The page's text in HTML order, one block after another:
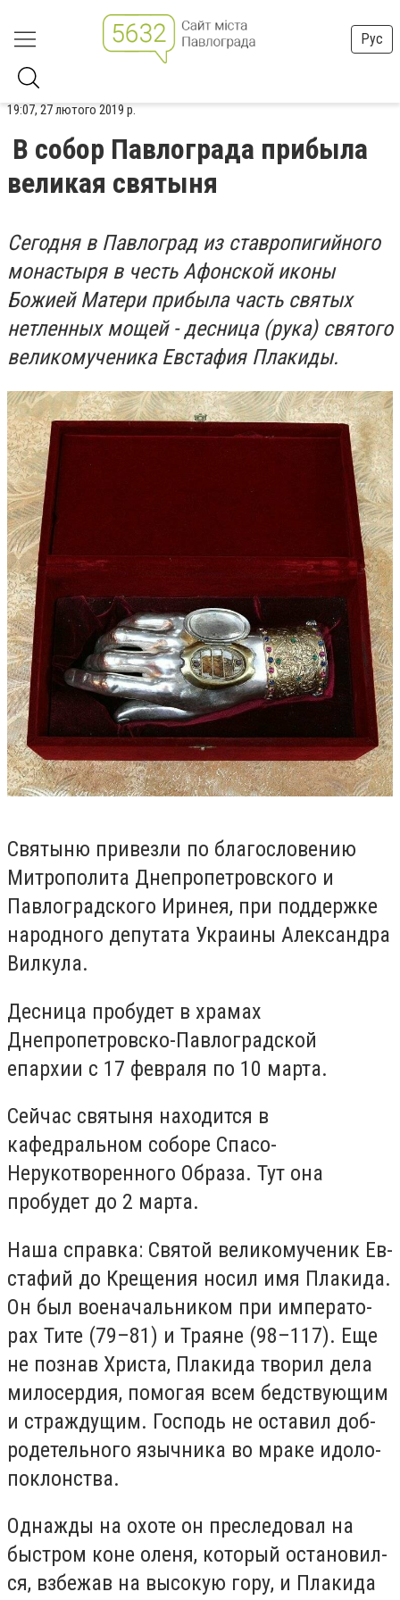
Рус
19:07, 27 лютого 2019 р.
В собор Павлограда прибыла
великая святыня
Сегодня в Павлоград из ставропигийного
монастыря в честь Афонской иконы
Божией Материприбыла часть святых
нетленных мощей - десница (рука) святого
великомученика Евстафия Плакиды.
Святыню привезли по благословению
Митрополита Днепропетровского и
Павлоградского Иринея, при поддержке
народного депутата Украины Александра
Вилкула.
Десница пробудет в храмах
Днепропетровско-Павлоградской
епархии с 17 февраля по 10 марта.
Сейчас святыня находится в
кафедральном соборе Спасо-
Нерукотворенного Образа. Тут она
пробудет до 2 марта.
Наша справка: Свя­той ве­ли­ко­му­че­ник Ев­
ста­фий до Кре­ще­ния но­сил имя Пла­ки­да.
Он был во­е­на­чаль­ни­ком при им­пе­ра­то­
рах Ти­те (79–81) и Тра­яне (98–117). Еще
не по­знав Хри­ста, Пла­ки­да тво­рил де­ла
ми­ло­сер­дия, по­мо­гая всем бед­ству­ю­щим
и страж­ду­щим. Гос­подь не оста­вил доб­
ро­де­тель­но­го языч­ни­ка во мра­ке идо­ло­
по­клон­ства.
Од­на­жды на охо­те он пре­сле­до­вал на
быст­ром коне оле­ня, ко­то­рый оста­но­вил­
ся, взбе­жав на вы­со­кую го­ру, и Пла­ки­да